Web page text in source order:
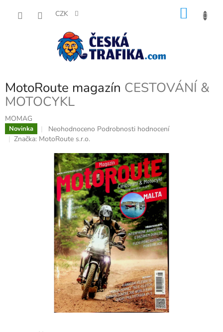
CZK
MotoRoute magazín CESTOVÁNÍ &
MOTOCYKL
MOMAG
Novinka
Průměrné
hodnocení
0,0
hvězdiček.
Neohodnoceno Podrobnosti hodnocení
Značka: MotoRoute s.r.o.